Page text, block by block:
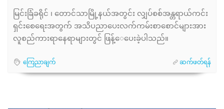
မြင်းခြံခရိုင် ၊ တောင်သာမြို့နယ်အတွင်း လျှပ်စစ်အန္တရာယ်ကင်း
ရှင်းစေရေးအတွက် အသိပညာပေးလက်ကမ်းစာစောင်များအား
လူစည်ကားရာနေရာများတွင် ဖြန့်​ေပေးခဲ့ပါသည်။
ကြေညာချက် ဆက်ဖတ်ရန်